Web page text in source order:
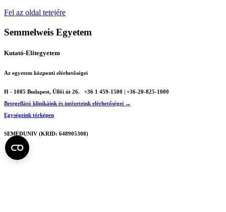
Fel az oldal tetejére
Semmelweis Egyetem
Kutató-Elitegyetem
Az egyetem központi elérhetőségei
H - 1085 Budapest, Üllői út 26.
+36 1 459-1500 | +36-20-825-1000
Betegellátó klinikáink és intézeteink elérhetőségei →
Egységeink térképen
SEMEDUNIV (KRID: 648905308)